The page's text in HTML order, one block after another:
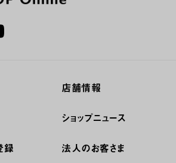
録
店舗情報
ショップニュース
法人のお客さま